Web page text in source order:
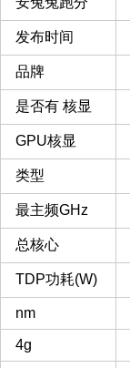
发布时间
品牌
是否有 核显
GPU核显
类型
最主频GHz
总核心
TDP功耗(W)
nm
4g